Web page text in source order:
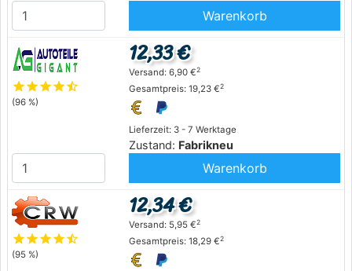
Warenkorb
starstarstarstarstar_half
(96 %)
Lieferzeit: 3 - 7 Werktage
Zustand: Fabrikneu
12,33 €
Versand: 6,90 €2
Gesamtpreis: 19,23 €2
Warenkorb
starstarstarstarstar_half
(95 %)
12,34 €
Versand: 5,95 €2
Gesamtpreis: 18,29 €2